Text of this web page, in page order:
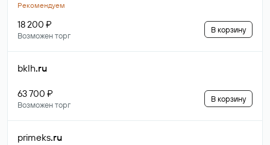
Рекомендуем
18 200 ₽
Возможен торг
В корзину
bklh.ru
63 700 ₽
Возможен торг
В корзину
primeks.ru